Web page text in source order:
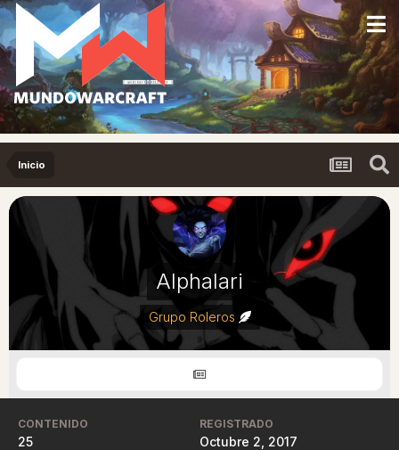
Inicio
Alphalari
Grupo Roleros
CONTENIDO
25
REGISTRADO
Octubre 2, 2017